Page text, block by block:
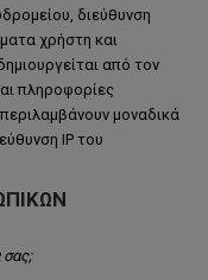
διεύθυνση
χρήστη και
από τον
πληροφορίες
μοναδικά
ΙΡ του